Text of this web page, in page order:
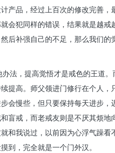
品，经过上百次的修改完善，
会犯同样的错误，结果就是越戒
后补强自己的不足，那么我们的
法，提高觉悟才是戒色的王道
提高。师父领进门修行在个人，
会慢些，但只要保持每天进步，
盲戒，而老戒友则是不厌其烦地
和我说过，以前因为心浮气躁看
到，完全就是一个门外汉。